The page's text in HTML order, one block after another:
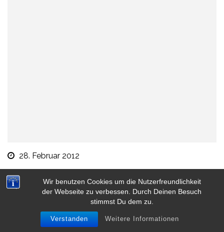
Wir benutzen Cookies um die Nutzerfreundlichkeit
der Webseite zu verbessen. Durch Deinen Besuch
stimmst Du dem zu.
Verstanden Weitere Informationen
28. Februar 2012
Neulich im Wald……